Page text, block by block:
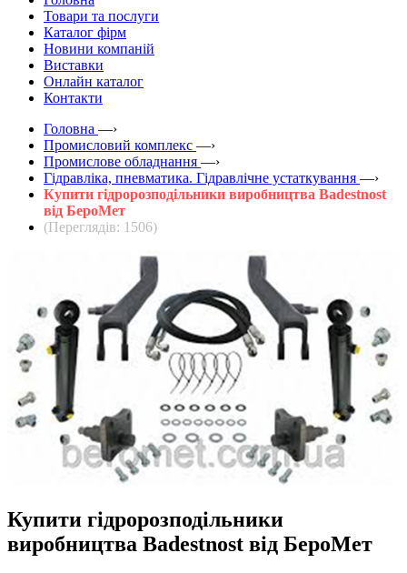
Товари та послуги
Каталог фірм
Новини компаній
Виставки
Онлайн каталог
Контакти
Головна —›
Промисловий комплекс —›
Промислове обладнання —›
Гідравліка, пневматика. Гідравлічне устаткування —›
Купити гідророзподільники виробництва Badestnost
від БероМет
(Переглядів: 1506)
Купити гідророзподільники
виробництва Badestnost від БероМет